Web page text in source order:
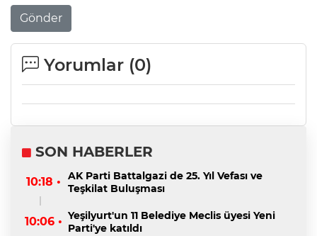
Gönder
Yorumlar (0)
SON HABERLER
10:18 •
AK Parti Battalgazi de 25. Yıl Vefası ve
Teşkilat Buluşması
10:06 • Yeşilyurt'un 11 Belediye Meclis üyesi Yeni
Parti'ye katıldı